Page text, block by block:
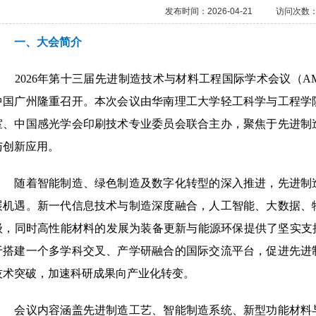
发布时间： 2026-04-21 访问次数
、大会简介
年第十三届先进制造技术与材料工程国际学术会议（
国广州隆重召开。本次会议由华南理工大学轻工科学与工程
、中国感光学会印刷技术专业委员会联合主办，聚焦于先进
新应用。
着智能制造、绿色制造及数字化转型的深入推进，先进制
机遇。新一代信息技术与制造深度融合，人工智能、大数据
，同时高性能材料的发展为装备更新与能源环保提供了坚实
搭建一个多学科交叉、产学研融合的国际交流平台，促进先
术突破，加速科研成果向产业化转变。
议内容涵盖先进制造工艺、智能制造系统、新型功能材料